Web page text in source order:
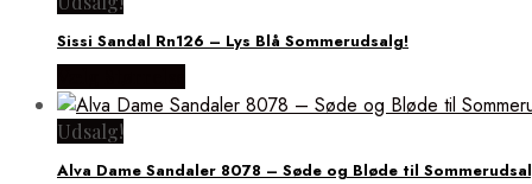
Sissi Sandal Rn126 – Lys Blå Sommerudsalg!
Udsalg!
Alva Dame Sandaler 8078 – Søde og Bløde til